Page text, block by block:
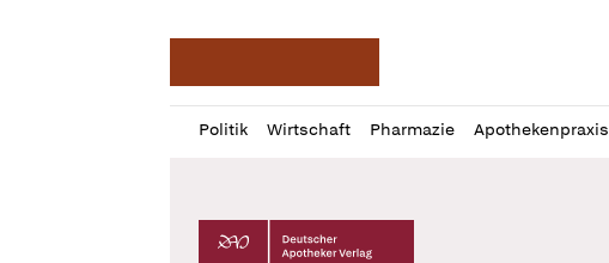
Politik Wirtschaft Pharmazie Apothekenpraxis
Profil
öffnen
Daz
Pur
Deutscher Apotheker Verlag Logo